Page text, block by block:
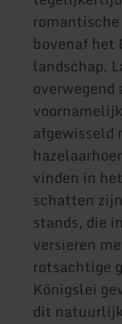
bovenaf het
landschap.
afgewisseld
vinden in
schatten
stands, die
versieren
rotsachtige
Königslei
dit